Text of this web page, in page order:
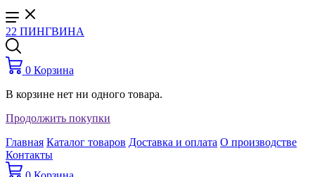
22 ПИНГВИНА
0 Корзина
В корзине нет ни одного товара.
Продолжить покупки
Главная Каталог товаров Доставка и оплата О производстве
Контакты